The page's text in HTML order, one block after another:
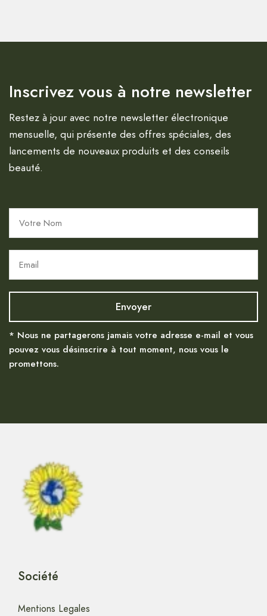
Inscrivez vous à notre newsletter
Restez à jour avec notre newsletter électronique
mensuelle, qui présente des offres spéciales, des
lancements de nouveaux produits et des conseils
beauté.
* Nous ne partagerons jamais votre adresse e-mail et vous
pouvez vous désinscrire à tout moment, nous vous le
promettons.
Société
Mentions Legales